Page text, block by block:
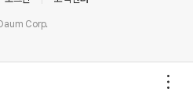
Corp.